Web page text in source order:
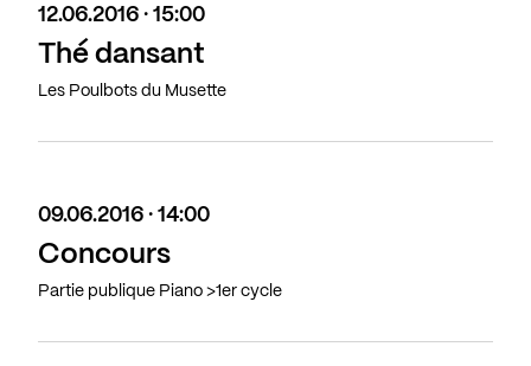
12.06.2016 · 15:00
Thé dansant
Les Poulbots du Musette
09.06.2016 · 14:00
Concours
Partie publique Piano >1er cycle